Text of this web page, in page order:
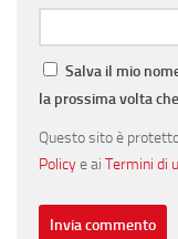
Salva il mio
la prossima volta
Questo sito è
Policye ai Termini di